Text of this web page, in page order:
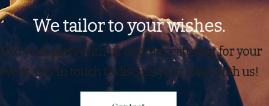
We tailor to your wishes.
your party with us or order catering for your
Get in touch to discuss your ideas with us!